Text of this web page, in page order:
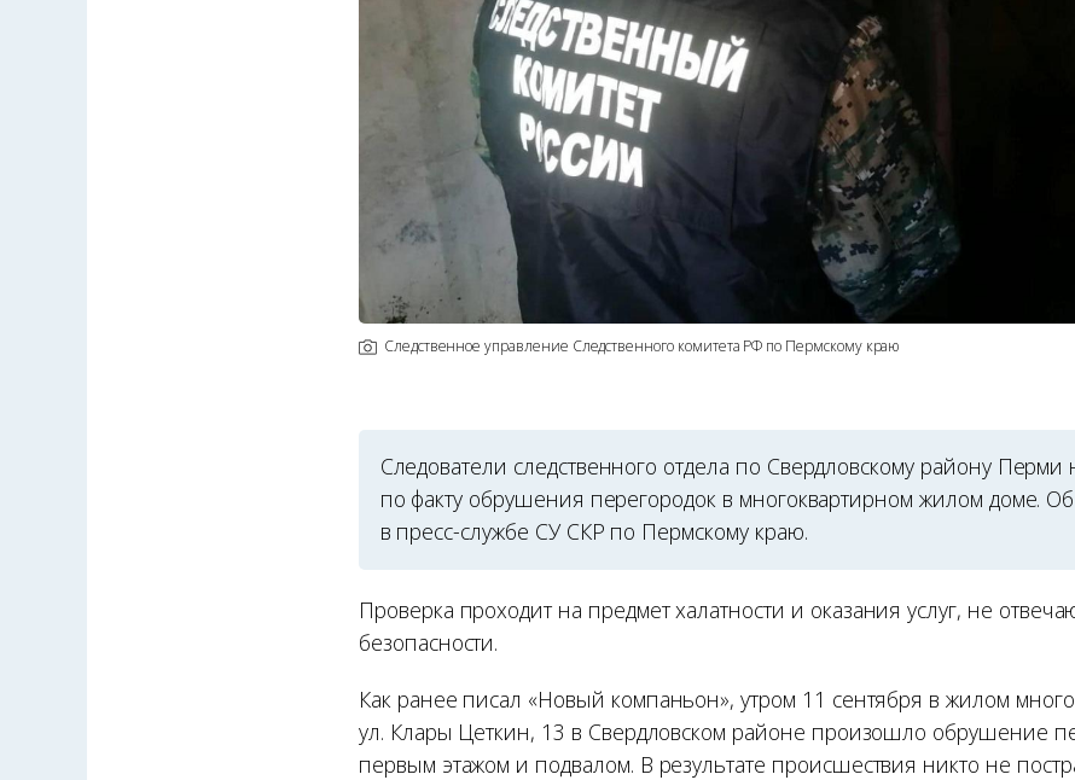
Следственное управление Следственного комитета РФ по Пермскому краю
Следователи следственного отдела по Свердловскому району Перми
по факту обрушения перегородок в многоквартирном жилом доме.
в пресс-службе СУ СКР по Пермскому краю.
Проверка проходит на предмет халатности и оказания услуг, не
безопасности.
Как ранее писал «Новый компаньон», утром 11 сентября в жилом
ул. Клары Цеткин, 13 в Свердловском районе произошло обрушение
первым этажом и подвалом. В результате происшествия никто не